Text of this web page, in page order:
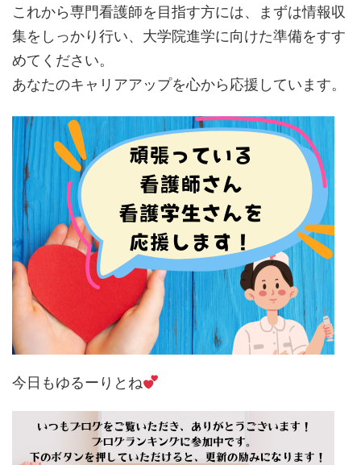
これから専門看護師を目指す方には、まずは情報収
集をしっかり行い、大学院進学に向けた準備をすす
めてください。
あなたのキャリアアップを心から応援しています。
今日もゆるーりとね